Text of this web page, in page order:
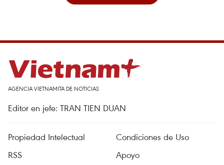
AGENCIA VIETNAMITA DE NOTICIAS
Editor en jefe: TRAN TIEN DUAN
Propiedad Intelectual
Condiciones de Uso
RSS
Apoyo